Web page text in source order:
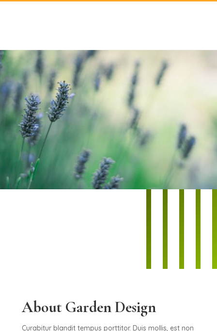
About Garden Design
Curabitur blandit tempus porttitor. Duis mollis, est non